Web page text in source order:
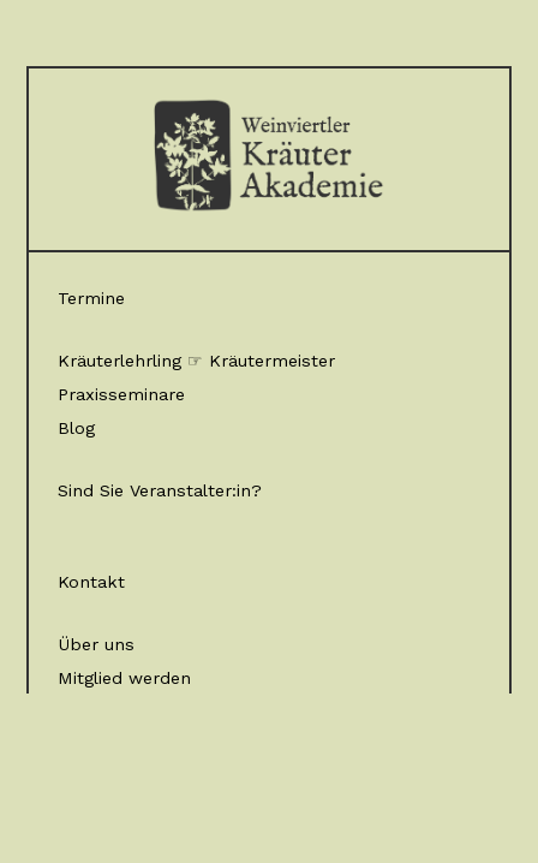
Termine
Kräuterlehrling ☞ Kräutermeister
Praxisseminare
Blog
Sind Sie Veranstalter:in?
Kontakt
Über uns
Mitglied werden